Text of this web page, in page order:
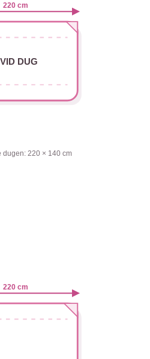
DUG
220 cm
dugen: 220 × 140 cm
220 cm